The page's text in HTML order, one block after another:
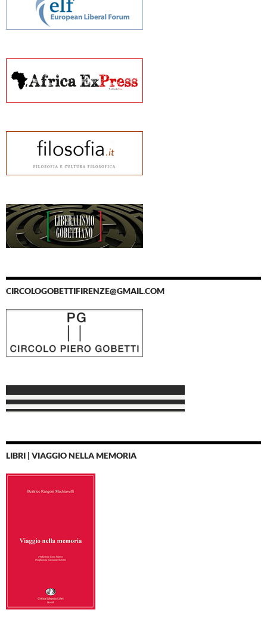
CIRCOLOGOBETTIFIRENZE@GMAIL.COM
LIBRI | VIAGGIO NELLA MEMORIA